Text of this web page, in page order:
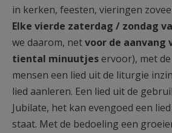
in kerken, feesten, vieringen
Elke vierde zaterdag / zondag
we daarom, netvoor de aanvang
tiental minuutjeservoor), met
mensen een lied uit de liturgie
lied aanleren. Een lied uit de
Jubilate, het kan evengoed een
staat. Met de bedoeling een